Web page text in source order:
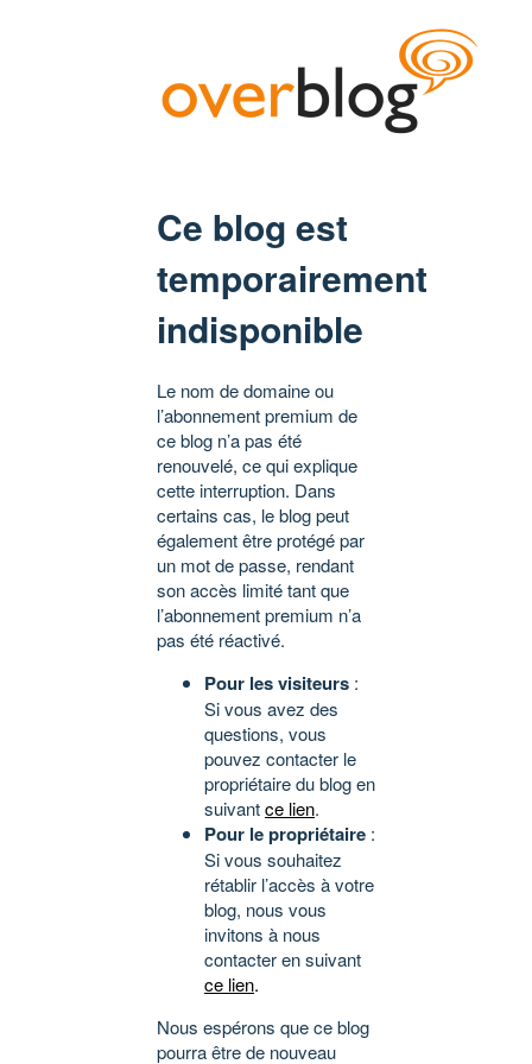
Ce blog est
temporairement
indisponible
Le nom de domaine ou
l’abonnement premium de
ce blog n’a pas été
renouvelé, ce qui explique
cette interruption. Dans
certains cas, le blog peut
également être protégé par
un mot de passe, rendant
son accès limité tant que
l’abonnement premium n’a
pas été réactivé.
Pour les visiteurs :
Si vous avez des
questions, vous
pouvez contacter le
propriétaire du blog en
suivantce lien.
Pour le propriétaire :
Si vous souhaitez
rétablir l’accès à votre
blog, nous vous
invitons à nous
contacter en suivant
ce lien.
Nous espérons que ce blog
pourra être de nouveau